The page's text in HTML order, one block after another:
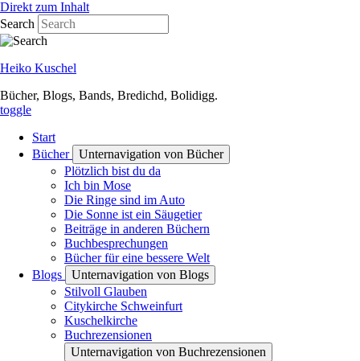
Direkt zum Inhalt
Search
Heiko Kuschel
Bücher, Blogs, Bands, Bredichd, Bolidigg.
toggle
Start
Bücher
Unternavigation von Bücher
Plötzlich bist du da
Ich bin Mose
Die Ringe sind im Auto
Die Sonne ist ein Säugetier
Beiträge in anderen Büchern
Buchbesprechungen
Bücher für eine bessere Welt
Blogs
Unternavigation von Blogs
Stilvoll Glauben
Citykirche Schweinfurt
Kuschelkirche
Buchrezensionen
Unternavigation von Buchrezensionen